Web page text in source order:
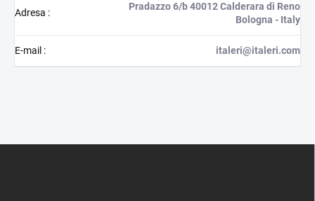
Adresa :
Pradazzo 6/b 40012 Calderara di Reno
Bologna - Italy
E-mail : italeri@italeri.com